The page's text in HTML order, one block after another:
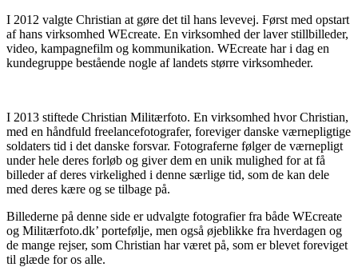
I 2012 valgte Christian at gøre det til hans levevej. Først med opstart
af hans virksomhed WEcreate. En virksomhed der laver stillbilleder,
video, kampagnefilm og kommunikation. WEcreate har i dag en
kundegruppe bestående nogle af landets større virksomheder.
I 2013 stiftede Christian Militærfoto. En virksomhed hvor Christian,
med en håndfuld freelancefotografer, foreviger danske værnepligtige
soldaters tid i det danske forsvar. Fotograferne følger de værnepligt
under hele deres forløb og giver dem en unik mulighed for at få
billeder af deres virkelighed i denne særlige tid, som de kan dele
med deres kære og se tilbage på.
Billederne på denne side er udvalgte fotografier fra både WEcreate
og Militærfoto.dk’ portefølje, men også øjeblikke fra hverdagen og
de mange rejser, som Christian har været på, som er blevet foreviget
til glæde for os alle.